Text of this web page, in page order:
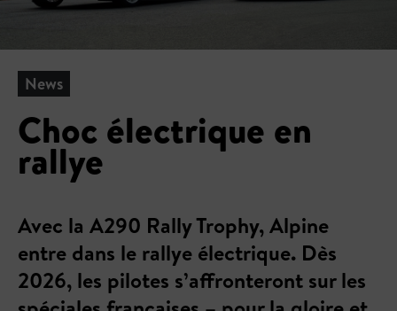
News
Choc électrique en
rallye
Avec la A290 Rally Trophy, Alpine
entre dans le rallye électrique. Dès
2026, les pilotes s’affronteront sur les